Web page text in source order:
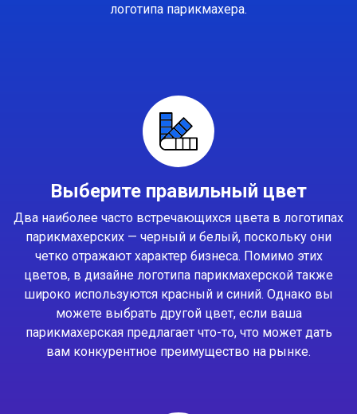
логотипа парикмахера.
Выберите правильный цвет
Два наиболее часто встречающихся цвета в логотипах
парикмахерских — черный и белый, поскольку они
четко отражают характер бизнеса. Помимо этих
цветов, в дизайне логотипа парикмахерской также
широко используются красный и синий. Однако вы
можете выбрать другой цвет, если ваша
парикмахерская предлагает что-то, что может дать
вам конкурентное преимущество на рынке.